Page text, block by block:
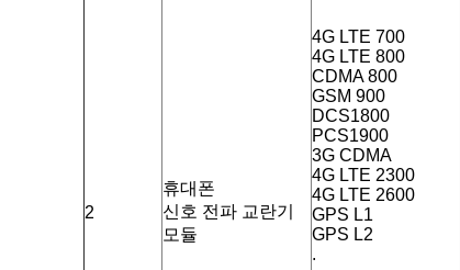
2
휴대폰
신호 전파 교란기
모듈
4G LTE 700
4G LTE 800
CDMA 800
GSM 900
DCS1800
PCS1900
3G CDMA
4G LTE 2300
4G LTE 2600
GPS L1
GPS L2
.